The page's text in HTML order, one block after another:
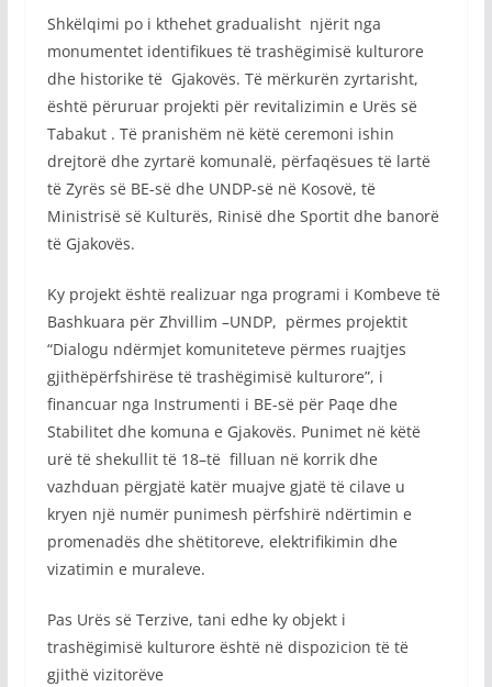
Shkëlqimi po i kthehet gradualisht njërit nga
monumentet identifikues të trashëgimisë kulturore
dhe historike të Gjakovës. Të mërkurën zyrtarisht,
është përuruar projekti për revitalizimin e Urës së
Tabakut . Të pranishëm në këtë ceremoni ishin
drejtorë dhe zyrtarë komunalë, përfaqësues të lartë
të Zyrës së BE-së dhe UNDP-së në Kosovë, të
Ministrisë së Kulturës, Rinisë dhe Sportit dhe banorë
të Gjakovës.
Ky projekt është realizuar nga programi i Kombeve të
Bashkuara për Zhvillim –UNDP, përmes projektit
“Dialogu ndërmjet komuniteteve përmes ruajtjes
gjithëpërfshirëse të trashëgimisë kulturore”, i
financuar nga Instrumenti i BE-së për Paqe dhe
Stabilitet dhe komuna e Gjakovës. Punimet në këtë
urë të shekullit të 18–të filluan në korrik dhe
vazhduan përgjatë katër muajve gjatë të cilave u
kryen një numër punimesh përfshirë ndërtimin e
promenadës dhe shëtitoreve, elektrifikimin dhe
vizatimin e muraleve.
Pas Urës së Terzive, tani edhe ky objekt i
trashëgimisë kulturore është në dispozicion të të
gjithë vizitorëve